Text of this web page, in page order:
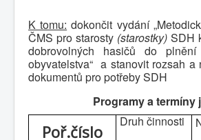
K tomu: dokončit vydání
ČMS pro starosty (starostky) SDH
dobrovolných hasičů do
obyvatelstva“ a stanovit rozsah a
dokumentů pro potřeby SDH
Programy a termíny
Poř.číslo
Druh činnosti